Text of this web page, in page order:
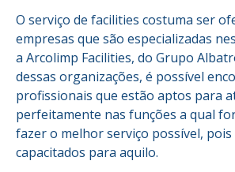
O serviço de facilities costuma ser
empresas que são especializadas
a Arcolimp Facilities, do Grupo
dessas organizações, é possível
profissionais que estão aptos para
perfeitamente nas funções a qual
fazer o melhor serviço possível, pois
capacitados para aquilo.